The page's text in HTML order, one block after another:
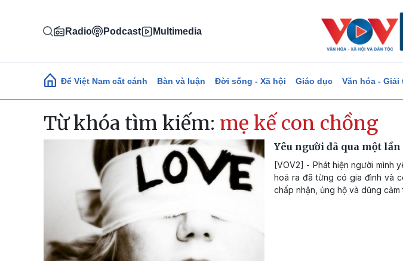
Radio Podcast Multimedia
Main navigation
Để Việt Nam cất cánh Bàn và luận Đời sống - Xã hội Giáo dục Văn hóa - Giải
Từ khóa tìm kiếm: mẹ kế con chồng
Yêu người đã qua một lần
[VOV2] - Phát hiện người mình
hoá ra đã từng có gia đình và
chấp nhận, ủng hộ và dũng cảm